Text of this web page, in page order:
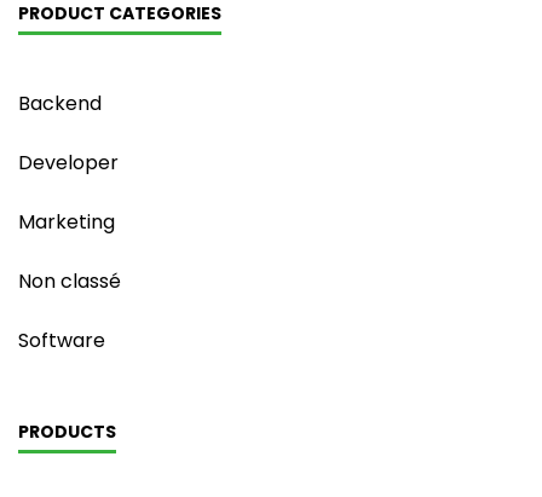
PRODUCT CATEGORIES
Backend
Developer
Marketing
Non classé
Software
PRODUCTS